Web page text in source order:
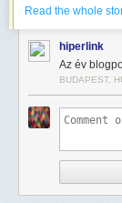
Armengou legfőbb
Jobim Meditáció c.
kedvet kapsz,
kezdődő
vagy az utolsó
mert inkább
De nem hal meg,
Raider vízalatti
Nem kizárólag
Charles Unchain
Read the whole
hiperlink
Az év
BUDAPEST,